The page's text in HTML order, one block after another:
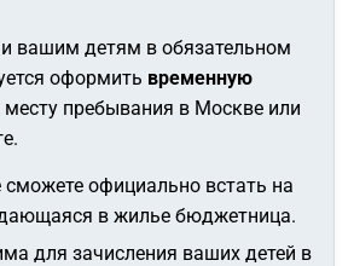
вашим детям в обязательном
оформить временную
месту пребывания в Москве или
сможете официально встать на
в жилье бюджетница.
для зачисления ваших детей в